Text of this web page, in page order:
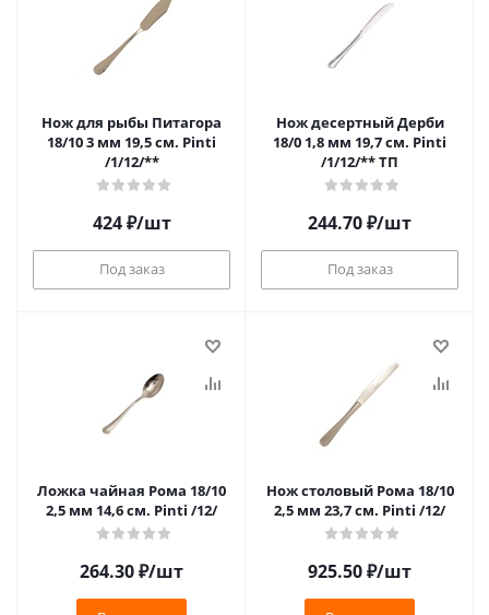
Нож для рыбы Питагора
18/10 3 мм 19,5 см. Pinti
/1/12/**
424₽/шт
Под заказ
Нож десертный Дерби
18/0 1,8 мм 19,7 см. Pinti
/1/12/** ТП
244.70₽/шт
Под заказ
Ложка чайная Рома 18/10
2,5 мм 14,6 см. Pinti /12/
264.30₽/шт
Нож столовый Рома 18/10
2,5 мм 23,7 см. Pinti /12/
925.50₽/шт